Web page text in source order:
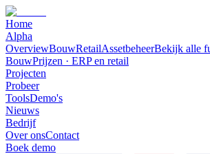
Home
Alpha
OverviewBouwRetailAssetbeheerBekijk alle
BouwPrijzen · ERP en retail
Projecten
Probeer
ToolsDemo's
Nieuws
Bedrijf
Over onsContact
Boek demo